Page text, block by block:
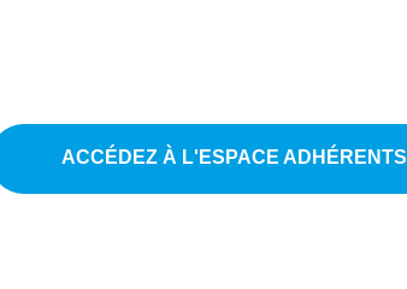
ACCÉDEZ À L'ESPACE ADHÉRENTS